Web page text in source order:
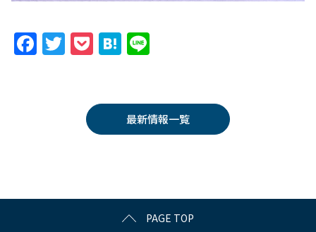
F
a
k
T
w
er
P
o
k
et
H
at
n
a
最新情報一覧
PAGE TOP